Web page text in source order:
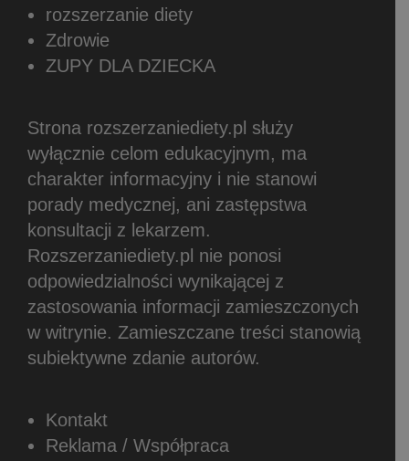
rozszerzanie diety
Zdrowie
ZUPY DLA DZIECKA
Strona rozszerzaniediety.pl służy
wyłącznie celom edukacyjnym, ma
charakter informacyjny i nie stanowi
porady medycznej, ani zastępstwa
konsultacji z lekarzem.
Rozszerzaniediety.pl nie ponosi
odpowiedzialności wynikającej z
zastosowania informacji zamieszczonych
w witrynie. Zamieszczane treści stanowią
subiektywne zdanie autorów.
Kontakt
Reklama / Współpraca